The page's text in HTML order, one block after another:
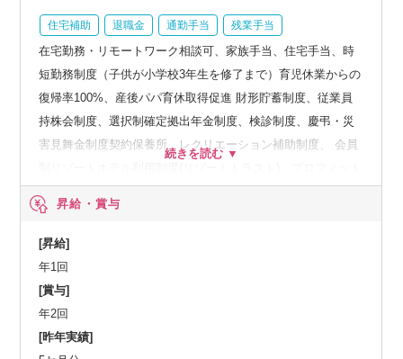
住宅補助 退職金 通勤手当 残業手当
在宅勤務・リモートワーク相談可、家族手当、住宅手当、時
短勤務制度（子供が小学校3年生を修了まで）育児休業からの
復帰率100%、産後パパ育休取得促進 財形貯蓄制度、従業員
持株会制度、選択制確定拠出年金制度、検診制度、慶弔・災
害見舞金制度契約保養所、レクリエーション補助制度、 会員
奨金支給制度（TOEIC(R)テストスコア、情報処理技術者資格
等の取得者対象）、育児休業取得を促進中※男女ともに取得
実績有
昇給・賞与
[昇給]
年1回
[賞与]
年2回
[昨年実績]